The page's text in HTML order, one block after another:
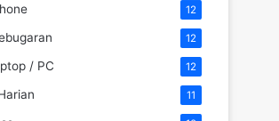
12
12
/ PC 12
11